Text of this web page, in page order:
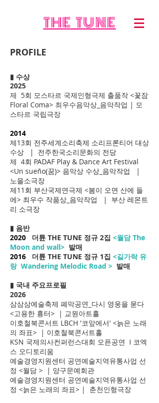
THE TUNE
PROFILE
▮ 수상
2025
제 5회 모스타르 국제인형극제 출품작 <꽃잠
Floral Coma> 최우수음악상_음악작업 | 모
스타르 국립극장
2014
제13회 전주세계소리축제 소리프론티어 대상
수상 | 전주한국소리문화의 전당
제 4회 PADAF Play & Dance Art Festival
<Un sueño(꿈)> 음악상 수상_음악작업 |
노을소극장
제11회 부산국제연극제 <봄이 오면 산에 들
에> 최우수 작품상_음악작업 | 부산 레몬트
리 소극장
▮ 음반
2020
더튠 THE TUNE 정규 2집 <월담 The
Moon and wall> 발매
2016
더튠 THE TUNE 정규 1집 <길가락 유
랑 Wandering Melodic Road > 발매
▮ 국내 주요프로필
2026
삼삼삼예술축제 폐막공연_다시 영웅을 묻다
<고용한 흉터> | 교원아트홀
이호철북콘서트 LBCH '코앞에서' <늙은 노래
의 좌표> | 이호철북콘서트홀
KSN 국제의사컨퍼런스대회 오픈공연 I 코엑
스 오디토리움
예술경영지원센터 공연예술지역유통사업 선
정 <월담 > | 양구문예회관
예술경영지원센터 공연예술지역유통사업 선
정 <늙은 노래의 좌표> | 춘천인형극장